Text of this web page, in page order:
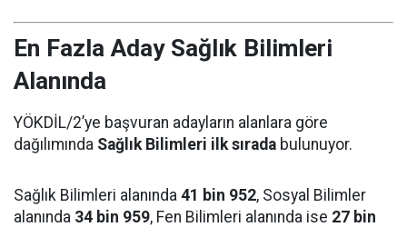
En Fazla Aday Sağlık Bilimleri
Alanında
YÖKDİL/2’ye başvuran adayların alanlara göre
dağılımında Sağlık Bilimleri ilk sırada bulunuyor.
Sağlık Bilimleri alanında 41 bin 952, Sosyal Bilimler
alanında 34 bin 959, Fen Bilimleri alanında ise 27 bin